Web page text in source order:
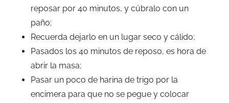
reposar por 40 minutos, y cúbralo con un
paño;
Recuerda dejarlo en un lugar seco y cálido;
Pasados ​​los 40 minutos de reposo, es hora de
abrir la masa;
Pasar un poco de harina de trigo por la
encimera para que no se pegue y colocar